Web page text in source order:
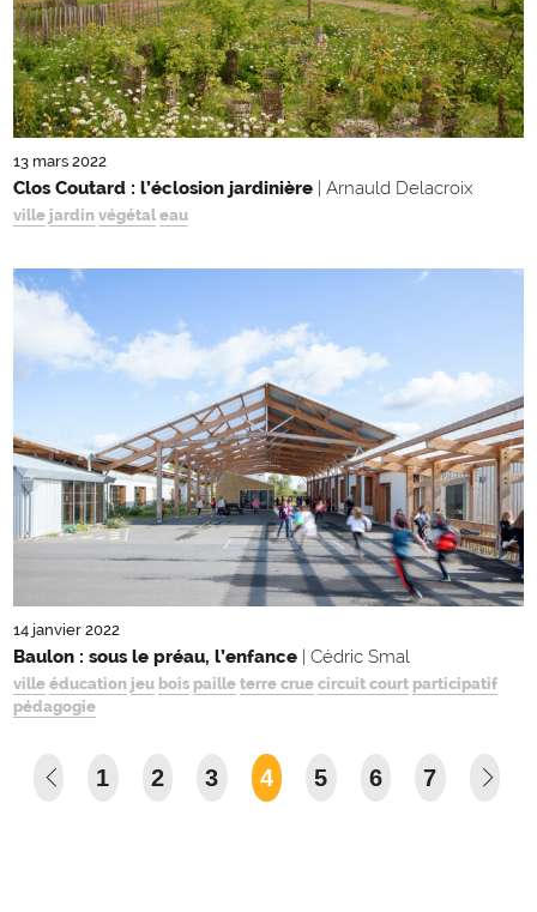
13 mars 2022
Clos Coutard : l’éclosion jardinière | Arnauld Delacroix
ville jardin végétal eau
14 janvier 2022
Baulon : sous le préau, l’enfance | Cédric Smal
ville éducation jeu bois paille terre crue circuit court participatif
pédagogie
1 2 3 4 5 6 7